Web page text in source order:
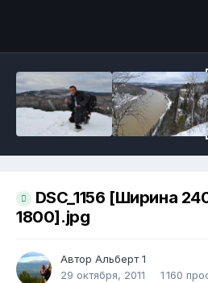
DSC_1156 [Ширина
1800].jpg
Автор Альберт 1
29 октября, 2011
1 160